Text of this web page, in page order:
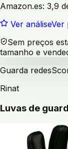
Amazon.es: 3,9
Ver análiseVer
Sem preços
tamanho e
Guarda redes
Rinat
Luvas de